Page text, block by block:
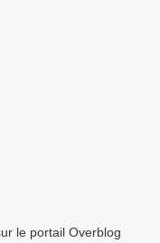
le portail Overblog